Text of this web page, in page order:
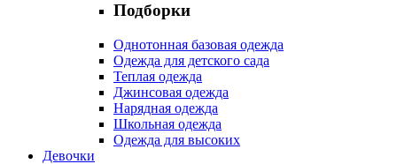
Подборки
Однотонная базовая одежда
Одежда для детского сада
Теплая одежда
Джинсовая одежда
Нарядная одежда
Школьная одежда
Одежда для высоких
Девочки